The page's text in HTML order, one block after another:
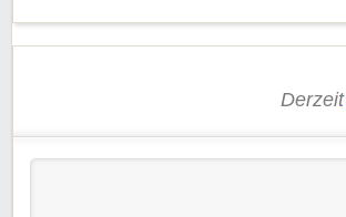
Derzeit